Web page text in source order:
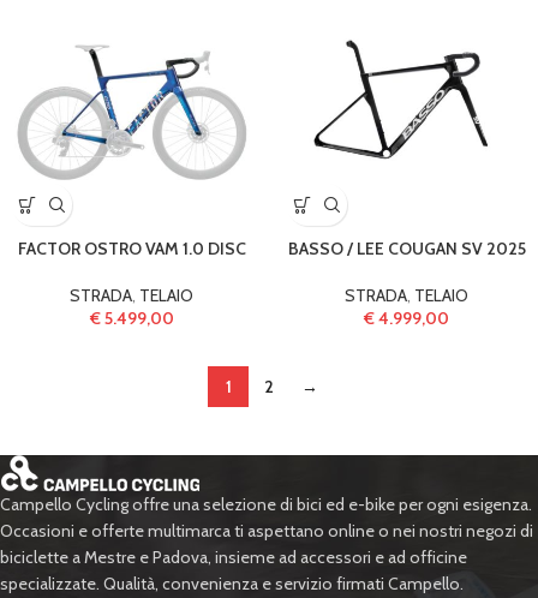
FACTOR OSTRO VAM 1.0 DISC
STRADA, TELAIO
€5.499,00
BASSO / LEE COUGAN SV 2025
STRADA, TELAIO
€4.999,00
1 2 →
Campello Cycling offre una selezione di bici ed e-bike per ogni esigenza.
Occasioni e offerte multimarca ti aspettano online o nei nostri negozi di
biciclette a Mestre e Padova, insieme ad accessori e ad officine
specializzate. Qualità, convenienza e servizio firmati Campello.